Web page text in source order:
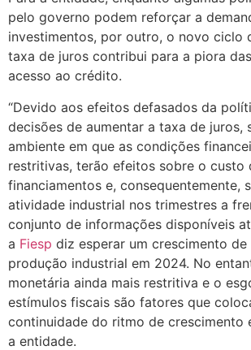
pelo governo podem reforçar a
investimentos, por outro, o novo ciclo
taxa de juros contribui para a piora
acesso ao crédito.
“Devido aos efeitos defasados da
decisões de aumentar a taxa de juros,
ambiente em que as condições
restritivas, terão efeitos sobre o custo
financiamentos e, consequentemente,
atividade industrial nos trimestres a
conjunto de informações disponíveis
a Fiesp diz esperar um crescimento de
produção industrial em 2024. No
monetária ainda mais restritiva e o
estímulos fiscais são fatores que
continuidade do ritmo de crescimento
a entidade.